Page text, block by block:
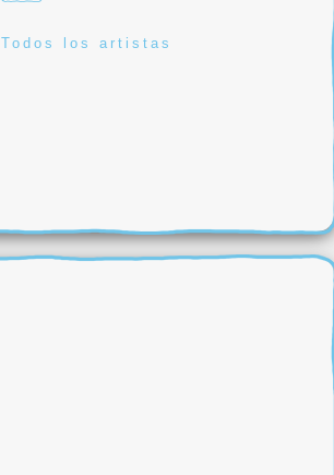
Todos los artistas